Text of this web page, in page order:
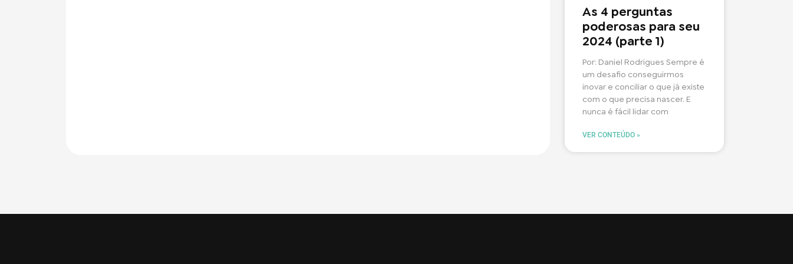
As 4 perguntas
poderosas para seu
2024 (parte 1)
Por: Daniel Rodrigues Sempre é
um desafio conseguirmos
inovar e conciliar o que já existe
com o que precisa nascer. E
nunca é fácil lidar com
VER CONTEÚDO »